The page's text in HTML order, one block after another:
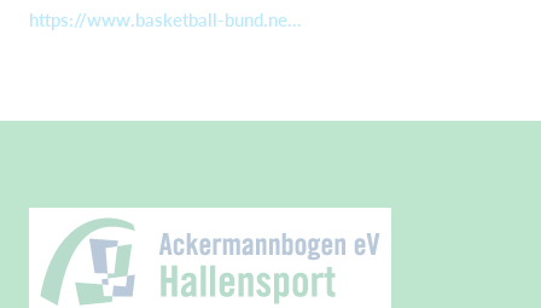
https://www.basketball-bund.ne...